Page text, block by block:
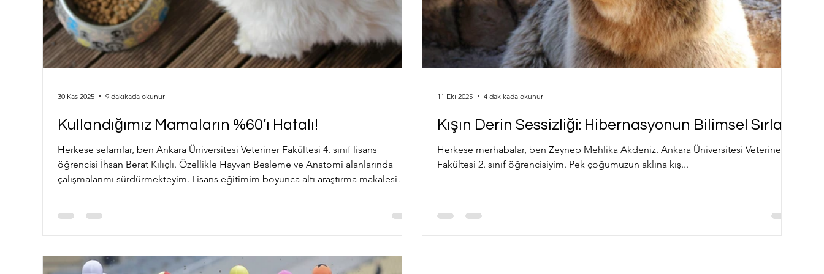
Kullandığımız Mamaların %60’ı Hatalı!
Herkese selamlar, ben Ankara Üniversitesi Veteriner Fakültesi 4. sınıf lisans
öğrencisi İhsan Berat Kılıçlı. Özellikle Hayvan Besleme ve Anatomi alanlarında
çalışmalarımı sürdürmekteyim. Lisans eğitimim boyunca altı araştırma makalesi
Veteriner Hekimleri Birliği) ile AAHA (Amerikan Hayvan Hastanesi Birliği) ortak yakl
30 Kas 2025 9 dakikada okunur
Kışın Derin Sessizliği: Hibernasyonun Bilimsel Sırları
Herkese merhabalar, ben Zeynep Mehlika Akdeniz. Ankara Üniversitesi Veteriner
Fakültesi 2. sınıf öğrencisiyim. Pek çoğumuzun aklına kış...
11 Eki 2025 4 dakikada okunur